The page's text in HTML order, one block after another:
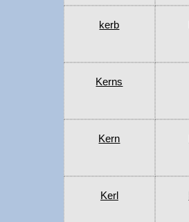
kerb
Kerns
Kern
Kerl